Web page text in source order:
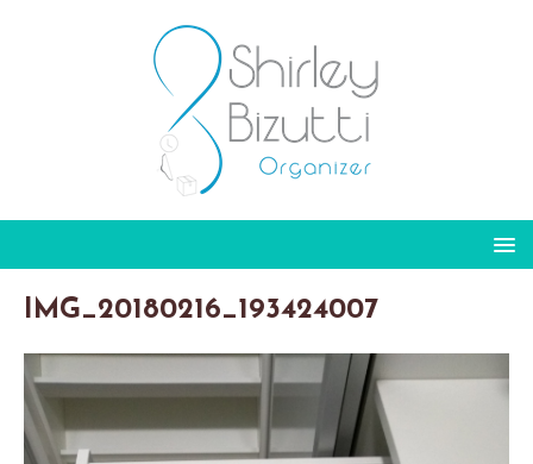
IMG_20180216_193424007